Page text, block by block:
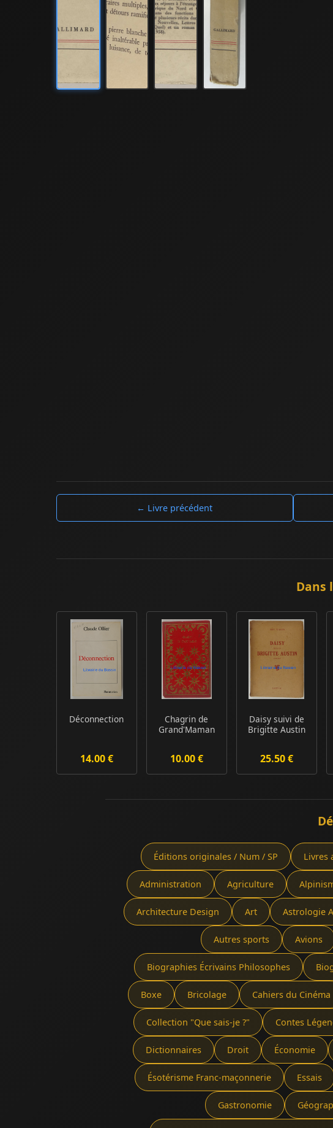
← Livre précédent
Dans
Déconnection
14.00 €
Chagrin de
Grand'Maman
10.00 €
Daisy suivi de
Brigitte Austin
25.50 €
Éditions originales / Num / SP Livres
Administration Agriculture
Architecture Design Art Astrologie
Autres sports Avions
Biographies Écrivains Philosophes
Boxe Bricolage Cahiers du Cinéma
Collection "Que sais-je ?" Contes
Dictionnaires Droit Économie
Ésotérisme Franc-maçonnerie Essais
Gastronomie